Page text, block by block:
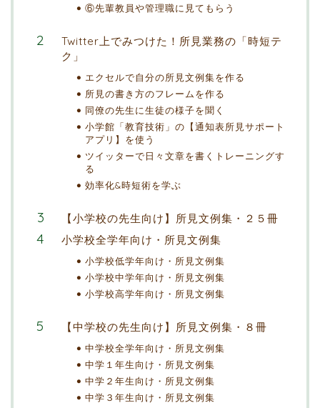
⑥先輩教員や管理職に見てもらう
Twitter上でみつけた！所見業務の「時短テ
ク」
エクセルで自分の所見文例集を作る
所見の書き方のフレームを作る
同僚の先生に生徒の様子を聞く
小学館「教育技術」の【通知表所見サポート
アプリ】を使う
ツイッターで日々文章を書くトレーニングす
る
効率化&時短術を学ぶ
【小学校の先生向け】所見文例集・２５冊
小学校全学年向け・所見文例集
小学校低学年向け・所見文例集
小学校中学年向け・所見文例集
小学校高学年向け・所見文例集
【中学校の先生向け】所見文例集・８冊
中学校全学年向け・所見文例集
中学１年生向け・所見文例集
中学２年生向け・所見文例集
中学３年生向け・所見文例集